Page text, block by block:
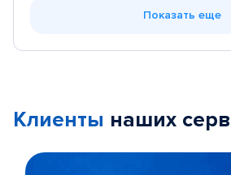
Показать еще
Клиенты наших